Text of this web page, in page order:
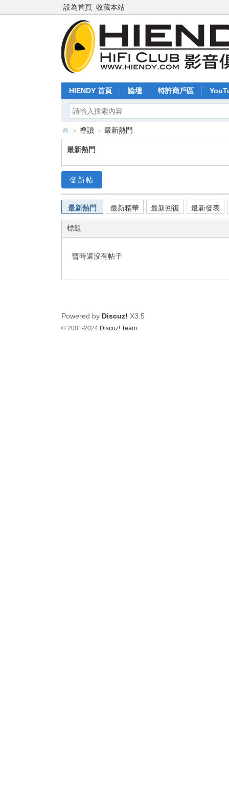
設為首頁 收藏本站
HIENDY 首頁 論壇 特許商戶區
Hi
dy
.c
m
影
樂
» 導讀 › 最新熱門
最新熱門
發新帖
最新熱門 最新精華 最新回復 最新發表
標題
暫時還沒有帖子
Powered by Discuz! X3.5
© 2001-2024 Discuz! Team.